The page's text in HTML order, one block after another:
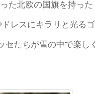
た北欧の国旗を持った
レスにキラリと光るゴ
セたちが雪の中で楽し